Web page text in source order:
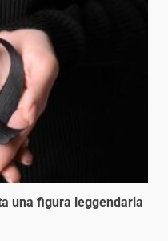
una figura leggendaria